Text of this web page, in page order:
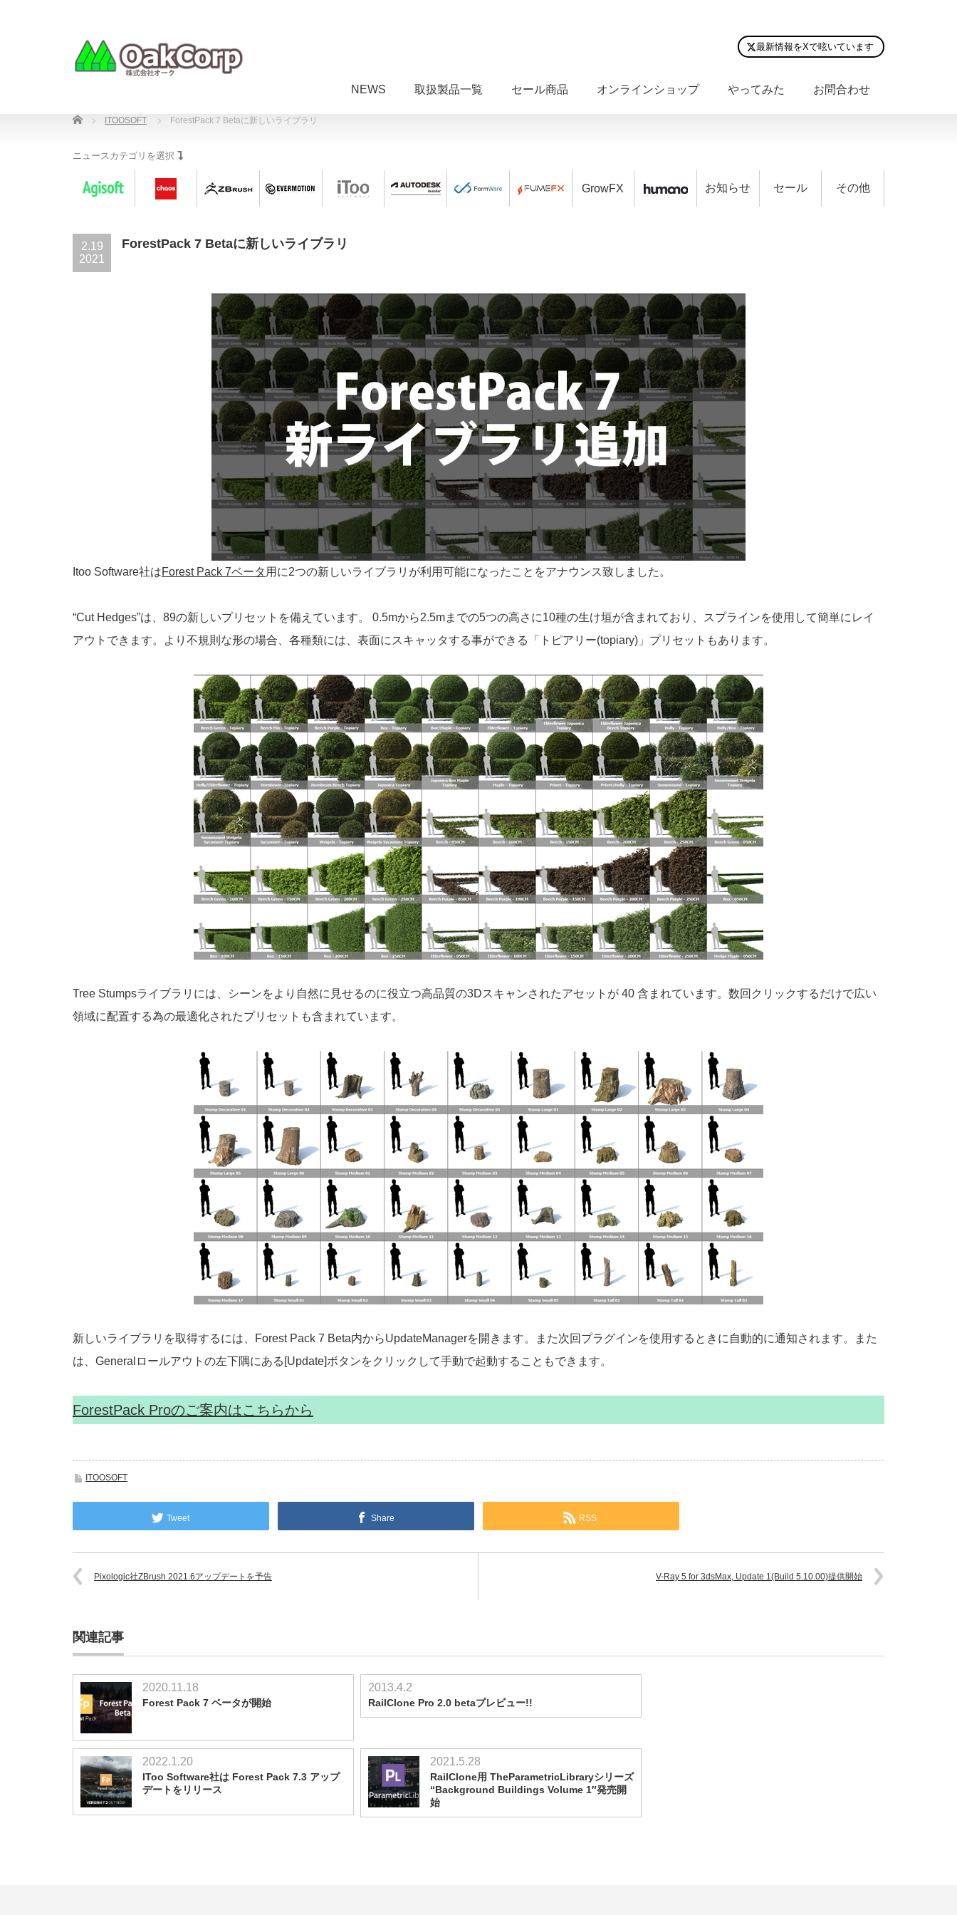
最新情報をXで呟いています
NEWS 取扱製品一覧 セール商品 オンラインショップ やってみた お問合わせ
Home ITOOSOFT ForestPack 7 Betaに新しいライブラリ
ニュースカテゴリを選択
GrowFX お知らせ セール その他
2.19
2021
ForestPack 7 Betaに新しいライブラリ
Itoo Software社はForest Pack 7ベータ 用に2つの新しいライブラリが利用可能になったことをアナウンス致しました。
“Cut Hedges”は、89の新しいプリセットを備えています。 0.5mから2.5mまでの5つの高さに10種の生け垣が含まれており、スプラインを使用して簡単にレイ
アウトできます。より不規則な形の場合、各種類には、表面にスキャッタする事ができる「トピアリー(topiary)」プリセットもあります。
Tree Stumpsライブラリには、シーンをより自然に見せるのに役立つ高品質の3Dスキャンされたアセットが 40 含まれています。数回クリックするだけで広い
領域に配置する為の最適化されたプリセットも含まれています。
新しいライブラリを取得するには、Forest Pack 7 Beta内からUpdateManagerを開きます。また次回プラグインを使用するときに自動的に通知されます。また
は、Generalロールアウトの左下隅にある[Update]ボタンをクリックして手動で起動することもできます。
ForestPack Proのご案内はこちらから
ITOOSOFT
Tweet Share RSS
Pixologic社ZBrush 2021.6アップデートを予告 V-Ray 5 for 3dsMax, Update 1(Build 5.10.00)提供開始
関連記事
2020.11.18
Forest Pack 7 ベータが開始
2013.4.2
RailClone Pro 2.0 betaプレビュー!!
2022.1.20
IToo Software社は Forest Pack 7.3 アップ
デートをリリース
2021.5.28
RailClone用 TheParametricLibraryシリーズ
“Background Buildings Volume 1″発売開
始